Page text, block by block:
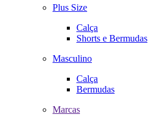
Plus Size
Calça
Shorts e Bermudas
Masculino
Calça
Bermudas
Marcas